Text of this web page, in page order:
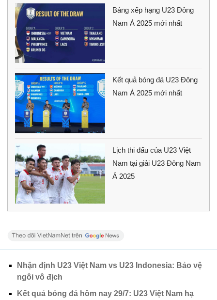
Bảng xếp hạng U23 Đông
Nam Á 2025 mới nhất
Kết quả bóng đá U23 Đông
Nam Á 2025 mới nhất
Lịch thi đấu của U23 Việt
Nam tại giải U23 Đông Nam
Á 2025
Nhận định U23 Việt Nam vs U23 Indonesia: Bảo vệ
ngôi vô địch
Kết quả bóng đá hôm nay 29/7: U23 Việt Nam hạ